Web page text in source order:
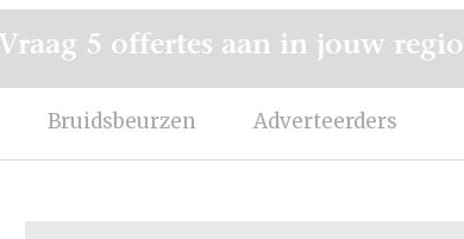
Bruidsbeurzen Adverteerders
Vraag 5 offertes aan in jouw regio